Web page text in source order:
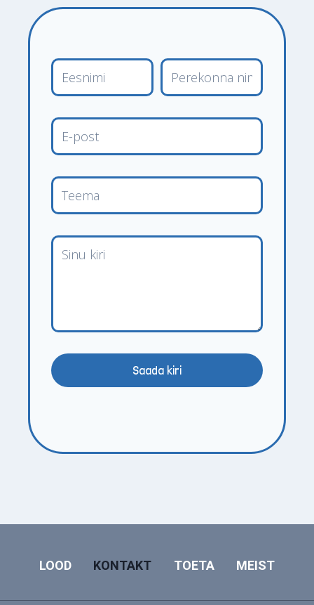
Saada kiri
LOOD KONTAKT TOETA MEIST